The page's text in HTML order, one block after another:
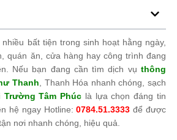
bất tiện trong sinh hoạt hằng ngày,
quán ăn, cửa hàng hay công trình đang
Nếu bạn đang cần tìm dịch vụ thông
Thanh , Thanh Hóa nhanh chóng, sạch
Trường Tâm Phúc là lựa chọn đáng tin
hệ ngay Hotline:0784.51.3333 để được
nơi nhanh chóng, hiệu quả.